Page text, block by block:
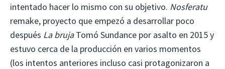
intentado hacer lo mismo con su objetivo. Nosferatu
remake, proyecto que empezó a desarrollar poco
después La brujaTomó Sundance por asalto en 2015 y
estuvo cerca de la producción en varios momentos
(los intentos anteriores incluso casi protagonizaron a